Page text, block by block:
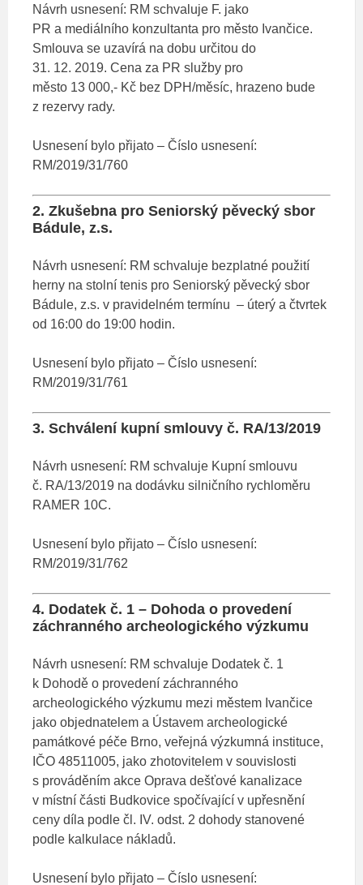
Návrh usnesení: RM schvaluje F. jako
PR a mediálního konzultanta pro město Ivančice.
Smlouva se uzavírá na dobu určitou do
31. 12. 2019. Cena za PR služby pro
město 13 000,- Kč bez DPH/měsíc, hrazeno bude
z rezervy rady.
Usnesení bylo přijato – Číslo usnesení:
RM/2019/31/760
2. Zkušebna pro Seniorský pěvecký sbor
Bádule, z.s.
Návrh usnesení: RM schvaluje bezplatné použití
herny na stolní tenis pro Seniorský pěvecký sbor
Bádule, z.s. v pravidelném termínu – úterý a čtvrtek
od 16:00 do 19:00 hodin.
Usnesení bylo přijato – Číslo usnesení:
RM/2019/31/761
3. Schválení kupní smlouvy č. RA/13/2019
Návrh usnesení: RM schvaluje Kupní smlouvu
č. RA/13/2019 na dodávku silničního rychloměru
RAMER 10C.
Usnesení bylo přijato – Číslo usnesení:
RM/2019/31/762
4. Dodatek č. 1 – Dohoda o provedení
záchranného archeologického výzkumu
Návrh usnesení: RM schvaluje Dodatek č. 1
k Dohodě o provedení záchranného
archeologického výzkumu mezi městem Ivančice
jako objednatelem a Ústavem archeologické
památkové péče Brno, veřejná výzkumná instituce,
IČO 48511005, jako zhotovitelem v souvislosti
s prováděním akce Oprava dešťové kanalizace
v místní části Budkovice spočívající v upřesnění
ceny díla podle čl. IV. odst. 2 dohody stanovené
podle kalkulace nákladů.
Usnesení bylo přijato – Číslo usnesení: